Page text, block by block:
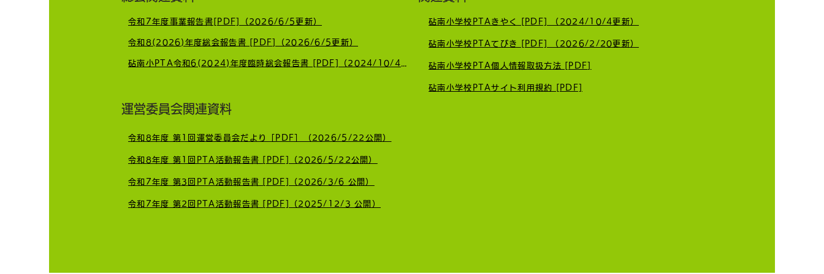
ICT担当って何してるの？ 現
役ICT担当がお答えします！
鎌田南睦地区の防犯パトロー
ルを行いました🚩
🚗今年も交通安全のポスター
募集します👮
令和7年度事業報告書[PDF]（2026/6/5更新）
令和8(2026)年度総会報告書 [PDF]（2026/6/5更新）
砧南小学校PTAきやく [PDF] （2024/10/4更新）
砧南小学校PTAてびき [PDF] （2026/2/20更新）
砧南小学校PTA個人情報取扱方法 [PDF]
砧南小学校PTAサイト利用規約 [PDF]
運営委員会関連資料
令和8年度 第1回運営委員会だより［PDF］（2026/5/22公開）
令和8年度 第1回PTA活動報告書 [PDF]（2026/5/22公開）
令和7年度 第3回PTA活動報告書 [PDF]（2026/3/6 公開）
令和7年度 第2回PTA活動報告書 [PDF]（2025/12/3 公開）